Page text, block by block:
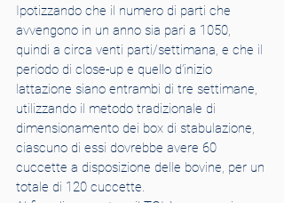
Ipotizzando che il numero di parti che
avvengono in un anno sia pari a 1050,
quindi a circa venti parti/settimana, e che il
periodo di close-up e quello d’inizio
lattazione siano entrambi di tre settimane,
utilizzando il metodo tradizionale di
dimensionamento dei box di stabulazione,
ciascuno di essi dovrebbe avere 60
cuccette a disposizione delle bovine, per un
totale di 120 cuccette.